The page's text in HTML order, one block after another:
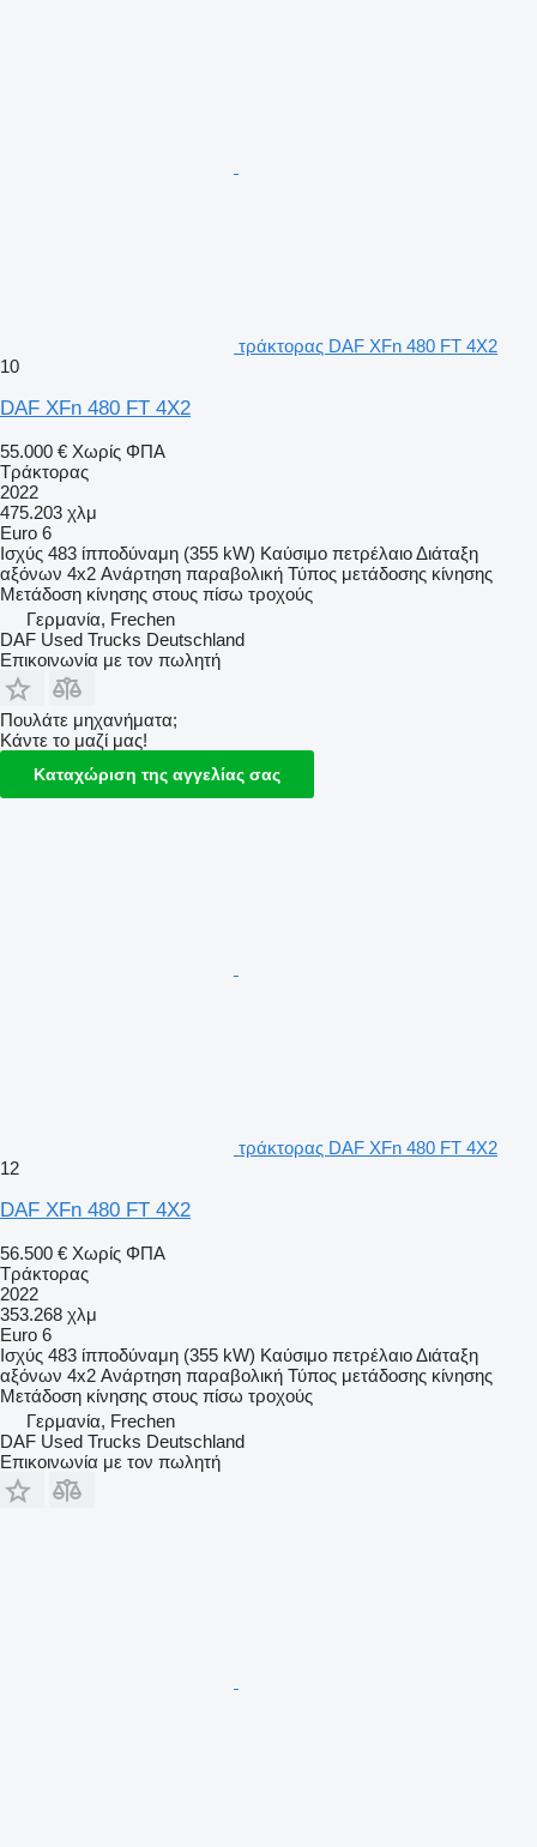
τράκτορας DAF XFn 480 FT 4X2
10
DAF XFn 480 FT 4X2
55.000 € Χωρίς ΦΠΑ
Τράκτορας
2022
475.203 χλμ
Euro 6
Ισχύς 483 ίπποδύναμη (355 kW) Καύσιμο πετρέλαιοΔιάταξη
αξόνων 4x2 Ανάρτηση παραβολική Τύπος μετάδοσης κίνησης
Μετάδοση κίνησης στους πίσω τροχούς
Γερμανία, Frechen
DAF Used Trucks Deutschland
Επικοινωνία με τον πωλητή
Πουλάτε μηχανήματα;
Κάντε το μαζί μας!
Καταχώριση της αγγελίας σας
τράκτορας DAF XFn 480 FT 4X2
12
DAF XFn 480 FT 4X2
56.500 € Χωρίς ΦΠΑ
Τράκτορας
2022
353.268 χλμ
Euro 6
Ισχύς 483 ίπποδύναμη (355 kW) Καύσιμο πετρέλαιοΔιάταξη
αξόνων 4x2 Ανάρτηση παραβολική Τύπος μετάδοσης κίνησης
Μετάδοση κίνησης στους πίσω τροχούς
Γερμανία, Frechen
DAF Used Trucks Deutschland
Επικοινωνία με τον πωλητή